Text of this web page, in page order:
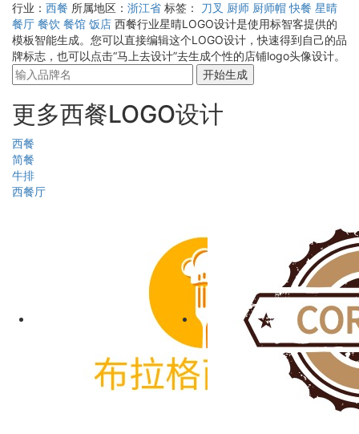
行业： 西餐 所属地区： 浙江省 标签： 刀叉 厨师 厨师帽 快餐 星晴
餐厅 餐饮 餐馆 饭店 西餐行业星晴LOGO设计是使用标智客提供的
模板智能生成。您可以直接编辑这个LOGO设计，快速得到自己的品
牌标志，也可以点击“马上去设计”去生成个性的店铺logo头像设计。
开始生成
更多西餐LOGO设计
西餐
简餐
牛排
西餐厅